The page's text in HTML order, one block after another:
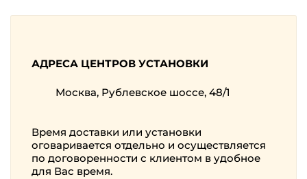
АДРЕСА ЦЕНТРОВ УСТАНОВКИ
Москва, Рублевское шоссе, 48/1
Время доставки или установки
оговаривается отдельно и осуществляется
по договоренности с клиентом в удобное
для Вас время.